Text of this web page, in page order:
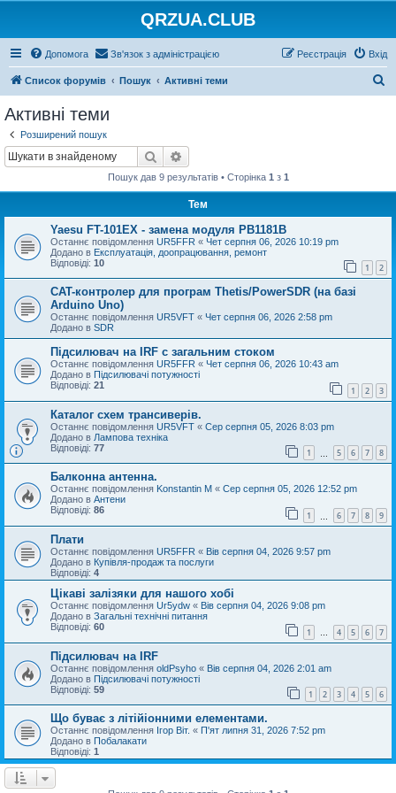
QRZUA.CLUB
Допомога Зв'язок з адміністрацією Вхід
Реєстрація
Список форумів Пошук Активні теми
Активні теми
Розширений пошук
Пошук
Пошук дав 9 результатів • Сторінка 1 з 1
Тем
Yaesu FT-101EX - замена модуля PB1181B
Останнє повідомлення UR5FFR « Чет серпня 06, 2026 10:19 pm
Додано в Експлуатація, доопрацювання, ремонт
Відповіді: 10 1 2
CAT-контролер для програм Thetis/PowerSDR (на базі
Arduino Uno)
Останнє повідомлення UR5VFT « Чет серпня 06, 2026 2:58 pm
Додано в SDR
Підсилювач на IRF с загальним стоком
Останнє повідомлення UR5FFR « Чет серпня 06, 2026 10:43 am
Додано в Підсилювачі потужності
Відповіді: 21 1 2 3
Каталог схем трансиверів.
Останнє повідомлення UR5VFT « Сер серпня 05, 2026 8:03 pm
Додано в Лампова техніка
Відповіді: 77 1 5 6 7 8
Балконна антенна.
Останнє повідомлення Konstantin M « Сер серпня 05, 2026 12:52 pm
Додано в Антени
Відповіді: 86 1 6 7 8 9
Плати
Останнє повідомлення UR5FFR « Вів серпня 04, 2026 9:57 pm
Додано в Купівля-продаж та послуги
Відповіді: 4
Цікаві залізяки для нашого хобі
Останнє повідомлення Ur5ydw « Вів серпня 04, 2026 9:08 pm
Додано в Загальні технічні питання
Відповіді: 60 1 … 4 5 6 7
Підсилювач на IRF
Останнє повідомлення oldPsyho « Вів серпня 04, 2026 2:01 am
Додано в Підсилювачі потужності
Відповіді: 59 1 2 3 4 5 6
Що буває з літійіонними елементами.
Останнє повідомлення Ігор Віт. « П'ят липня 31, 2026 7:52 pm
Додано в Побалакати
Відповіді: 1